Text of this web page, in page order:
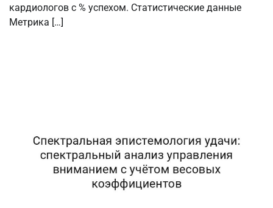
кардиологов с % успехом. Статистические данные
Метрика […]